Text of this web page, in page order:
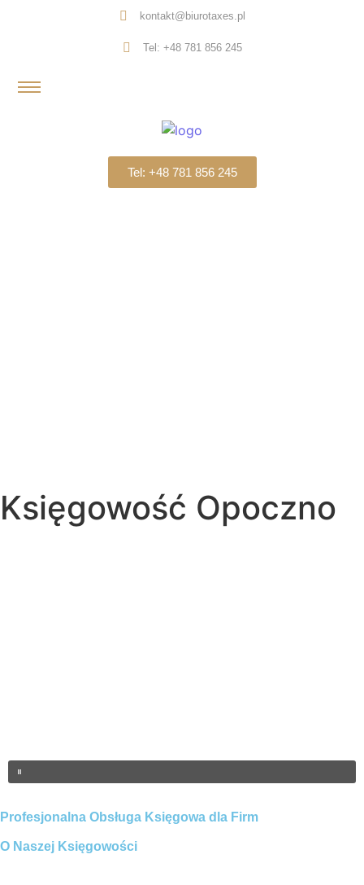
kontakt@biurotaxes.pl
Tel: +48 781 856 245
Tel: +48 781 856 245
Księgowość Opoczno
Profesjonalna Obsługa Księgowa dla Firm
O Naszej Księgowości